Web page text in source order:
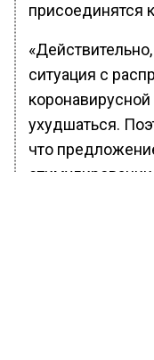
присоединятся
ситуация с
ухудшаться.
что